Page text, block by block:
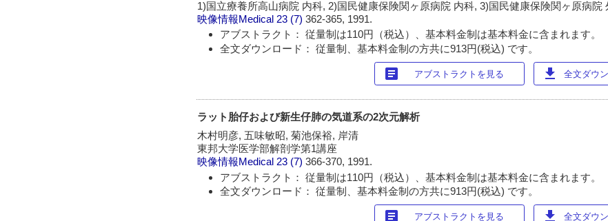
1)国立療養所高山病院 内科, 2)国民健康保険関ヶ原病院 内科, 3)国民健康保険関ヶ原病院
映像情報Medical 23 (7)362-365, 1991.
アブストラクト： 従量制は110円（税込）、基本料金制は基本料金に含まれます。
全文ダウンロード： 従量制、基本料金制の方共に913円(税込) です。
article アブストラクトを見る download 全文ダウ
ラット胎仔および新生仔肺の気道系の2次元解析
木村明彦, 五味敏昭, 菊池保裕, 岸清
東邦大学医学部解剖学第1講座
映像情報Medical 23 (7)366-370, 1991.
アブストラクト： 従量制は110円（税込）、基本料金制は基本料金に含まれます。
全文ダウンロード： 従量制、基本料金制の方共に913円(税込) です。
article アブストラクトを見る download 全文ダウ